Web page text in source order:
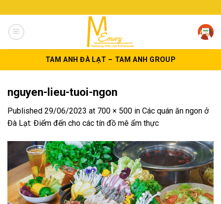
to
content
TAM ANH ĐÀ LẠT – TAM ANH GROUP
nguyen-lieu-tuoi-ngon
Published 29/06/2023 at 700 × 500 in Các quán ăn ngon ở
Đà Lạt: Điểm đến cho các tín đồ mê ẩm thực